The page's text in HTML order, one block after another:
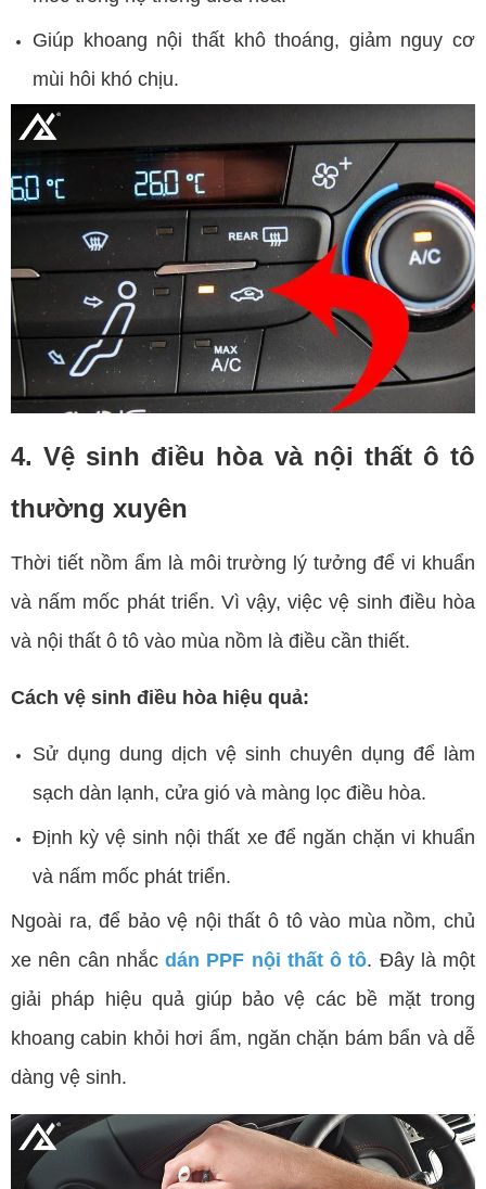
Giúp khoang nội thất khô thoáng, giảm nguy cơ
mùi hôi khó chịu.
4. Vệ sinh điều hòa và nội thất ô tô
thường xuyên
Thời tiết nồm ẩm là môi trường lý tưởng để vi khuẩn
và nấm mốc phát triển. Vì vậy, việc vệ sinh điều hòa
và nội thất ô tô vào mùa nồm là điều cần thiết.
Cách vệ sinh điều hòa hiệu quả:
Sử dụng dung dịch vệ sinh chuyên dụng để làm
sạch dàn lạnh, cửa gió và màng lọc điều hòa.
Định kỳ vệ sinh nội thất xe để ngăn chặn vi khuẩn
và nấm mốc phát triển.
Ngoài ra, để bảo vệ nội thất ô tô vào mùa nồm, chủ
xe nên cân nhắc dán PPF nội thất ô tô. Đây là một
giải pháp hiệu quả giúp bảo vệ các bề mặt trong
khoang cabin khỏi hơi ẩm, ngăn chặn bám bẩn và dễ
dàng vệ sinh.